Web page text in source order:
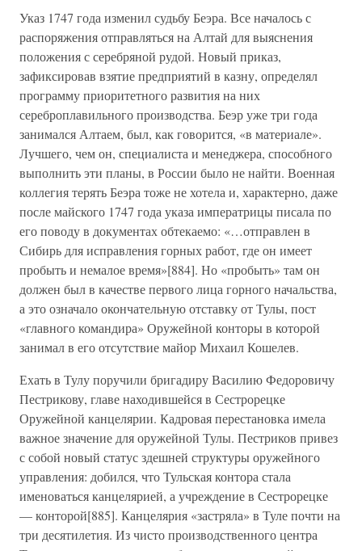
Указ 1747 года изменил судьбу Беэра. Все началось с
распоряжения отправляться на Алтай для выяснения
положения с серебряной рудой. Новый приказ,
зафиксировав взятие предприятий в казну, определял
программу приоритетного развития на них
сереброплавильного производства. Беэр уже три года
занимался Алтаем, был, как говорится, «в материале».
Лучшего, чем он, специалиста и менеджера, способного
выполнить эти планы, в России было не найти. Военная
коллегия терять Беэра тоже не хотела и, характерно, даже
после майского 1747 года указа императрицы писала по
его поводу в документах обтекаемо: «…отправлен в
Сибирь для исправления горных работ, где он имеет
пробыть и немалое время»[884]. Но «пробыть» там он
должен был в качестве первого лица горного начальства,
а это означало окончательную отставку от Тулы, пост
«главного командира» Оружейной конторы в которой
занимал в его отсутствие майор Михаил Кошелев.
Ехать в Тулу поручили бригадиру Василию Федоровичу
Пестрикову, главе находившейся в Сестрорецке
Оружейной канцелярии. Кадровая перестановка имела
важное значение для оружейной Тулы. Пестриков привез
с собой новый статус здешней структуры оружейного
управления: добился, что Тульская контора стала
именоваться канцелярией, а учреждение в Сестрорецке
— конторой[885]. Канцелярия «застряла» в Туле почти на
три десятилетия. Из чисто производственного центра